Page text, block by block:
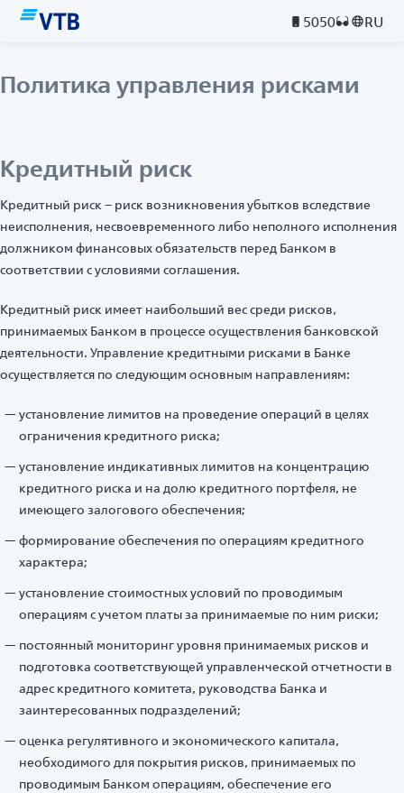
5050 RU
Политика управления рисками
Кредитный риск
Кредитный риск – риск возникновения убытков вследствие
неисполнения, несвоевременного либо неполного исполнения
должником финансовых обязательств перед Банком в
соответствии с условиями соглашения.
Кредитный риск имеет наибольший вес среди рисков,
принимаемых Банком в процессе осуществления банковской
деятельности. Управление кредитными рисками в Банке
осуществляется по следующим основным направлениям:
установление лимитов на проведение операций в целях
ограничения кредитного риска;
установление индикативных лимитов на концентрацию
кредитного риска и на долю кредитного портфеля, не
имеющего залогового обеспечения;
формирование обеспечения по операциям кредитного
характера;
установление стоимостных условий по проводимым
операциям с учетом платы за принимаемые по ним риски;
постоянный мониторинг уровня принимаемых рисков и
подготовка соответствующей управленческой отчетности в
адрес кредитного комитета, руководства Банка и
заинтересованных подразделений;
оценка регулятивного и экономического капитала,
необходимого для покрытия рисков, принимаемых по
проводимым Банком операциям, обеспечение его